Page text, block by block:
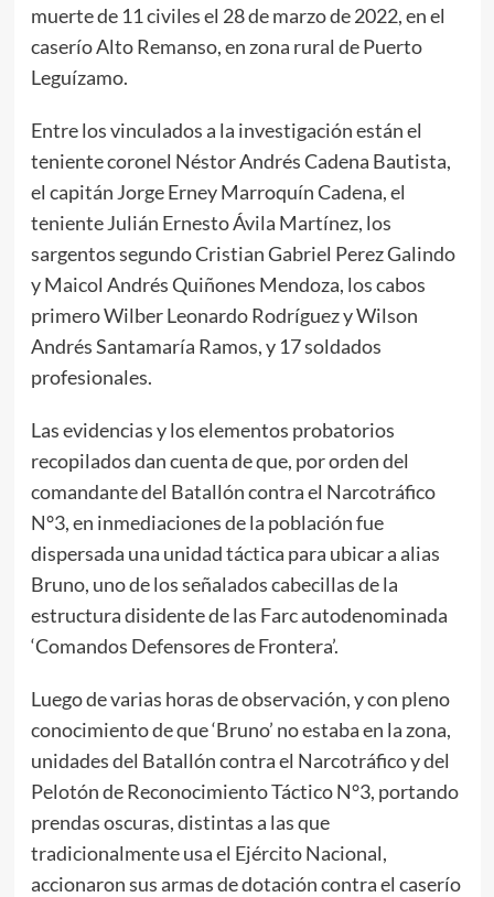
muerte de 11 civiles el 28 de marzo de 2022, en el
caserío Alto Remanso, en zona rural de Puerto
Leguízamo.
Entre los vinculados a la investigación están el
teniente coronel Néstor Andrés Cadena Bautista,
el capitán Jorge Erney Marroquín Cadena, el
teniente Julián Ernesto Ávila Martínez, los
sargentos segundo Cristian Gabriel Perez Galindo
y Maicol Andrés Quiñones Mendoza, los cabos
primero Wilber Leonardo Rodríguez y Wilson
Andrés Santamaría Ramos, y 17 soldados
profesionales.
Las evidencias y los elementos probatorios
recopilados dan cuenta de que, por orden del
comandante del Batallón contra el Narcotráfico
N°3, en inmediaciones de la población fue
dispersada una unidad táctica para ubicar a alias
Bruno, uno de los señalados cabecillas de la
estructura disidente de las Farc autodenominada
‘Comandos Defensores de Frontera’.
Luego de varias horas de observación, y con pleno
conocimiento de que ‘Bruno’ no estaba en la zona,
unidades del Batallón contra el Narcotráfico y del
Pelotón de Reconocimiento Táctico N°3, portando
prendas oscuras, distintas a las que
tradicionalmente usa el Ejército Nacional,
accionaron sus armas de dotación contra el caserío